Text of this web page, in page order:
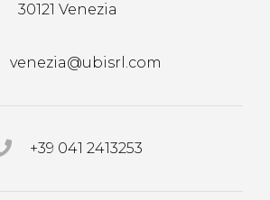
30121 Venezia
venezia@ubisrl.com
+39 041 2413253